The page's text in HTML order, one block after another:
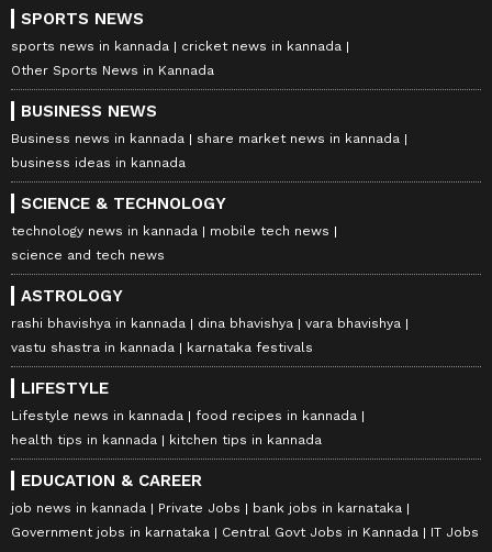
SPORTS NEWS
sports news in kannada
cricket news in kannada
Other Sports News in Kannada
BUSINESS NEWS
Business news in kannada
share market news in kannada
business ideas in kannada
SCIENCE & TECHNOLOGY
technology news in kannada
mobile tech news
science and tech news
ASTROLOGY
rashi bhavishya in kannada dina bhavishya
vara bhavishya
vastu shastra in kannada
karnataka festivals
LIFESTYLE
Lifestyle news in kannada
food recipes in kannada
health tips in kannada
kitchen tips in kannada
EDUCATION & CAREER
job news in kannada Private Jobs
bank jobs in karnataka
Government jobs in karnataka
Central Govt Jobs in Kannada IT Jobs